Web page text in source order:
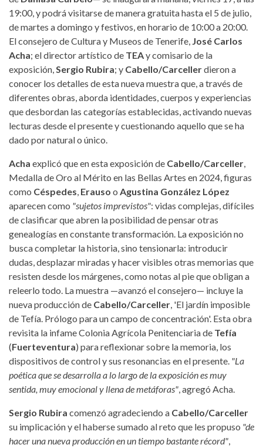
19:00, y podrá visitarse de manera gratuita hasta el 5 de julio,
de martes a domingo y festivos, en horario de 10:00 a 20:00.
El consejero de Cultura y Museos de Tenerife, José Carlos
Acha; el director artístico de TEAy comisario de la
exposición,Sergio Rubira; y Cabello/Carcellerdieron a
conocer los detalles de esta nueva muestra que, a través de
diferentes obras, aborda identidades, cuerpos y experiencias
que desbordan las categorías establecidas, activando nuevas
lecturas desde el presente y cuestionando aquello que se ha
dado por natural o único.
Acha explicó que en esta exposición de Cabello/Carceller,
Medalla de Oro al Mérito en las Bellas Artes en 2024, figuras
como Céspedes, Erauso o Agustina González López
aparecen como "sujetos imprevistos": vidas complejas, difíciles
de clasificar que abren la posibilidad de pensar otras
genealogías en constante transformación. La exposición no
busca completar la historia, sino tensionarla: introducir
dudas, desplazar miradas y hacer visibles otras memorias que
resisten desde los márgenes, como notas al pie que obligan a
releerlo todo. La muestra —avanzó el consejero— incluye la
nueva producción de Cabello/Carceller, 'El jardín imposible
de Tefía. Prólogo para un campo de concentración'. Esta obra
revisita la infame Colonia Agrícola Penitenciaria de Tefía
(Fuerteventura) para reflexionar sobre la memoria, los
dispositivos de control y sus resonancias en el presente. "La
poética que se desarrolla a lo largo de la exposición es muy
sentida, muy emocional y llena de metáforas", agregó Acha.
Sergio Rubira comenzó agradeciendo a Cabello/Carceller
su implicación y el haberse sumado al reto que les propuso "de
hacer una nueva producción en un tiempo bastante récord",